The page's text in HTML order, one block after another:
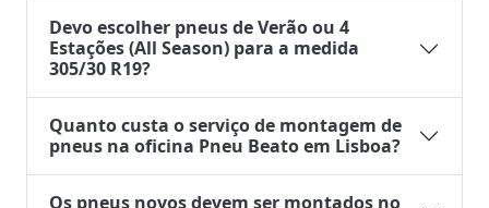
Devo escolher pneus de Verão ou 4
Estações (All Season) para a medida
305/30 R19?
Quanto custa o serviço de montagem de
pneus na oficina Pneu Beato em Lisboa?
Os pneus novos devem ser montados no